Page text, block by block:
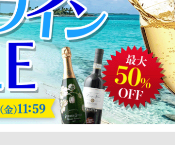
最新情報は佐川急便のHPをご確認下さい
ュ 赤ワイン ミディアムボディ 750ml 通販
その中でも最もエレガントな表情を見せる名
ミエ・クリュ レ・プリュリエ シルヴ
ミディアムボディ 750ml
16日 17:00